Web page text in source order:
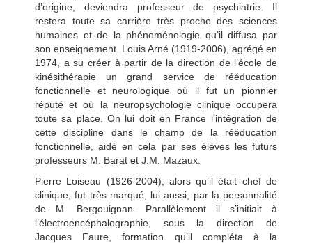
d’origine, deviendra professeur de psychiatrie. Il
restera toute sa carrière très proche des sciences
humaines et de la phénoménologie qu’il diffusa par
son enseignement. Louis Arné (1919-2006), agrégé en
1974, a su créer à partir de la direction de l’école de
kinésithérapie un grand service de rééducation
fonctionnelle et neurologique où il fut un pionnier
réputé et où la neuropsychologie clinique occupera
toute sa place. On lui doit en France l’intégration de
cette discipline dans le champ de la rééducation
fonctionnelle, aidé en cela par ses élèves les futurs
professeurs M. Barat et J.M. Mazaux.
Pierre Loiseau (1926-2004), alors qu’il était chef de
clinique, fut très marqué, lui aussi, par la personnalité
de M. Bergouignan. Parallèlement il s’initiait à
l’électroencéphalographie, sous la direction de
Jacques Faure, formation qu’il compléta à la